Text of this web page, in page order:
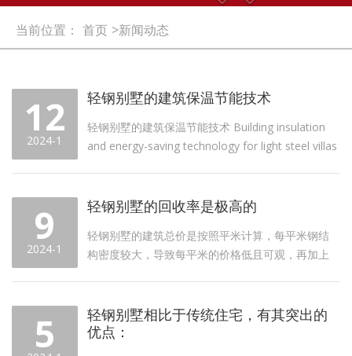
当前位置： 首页 >新闻动态
12
2024-1
轻钢别墅的建筑保温节能技术
轻钢别墅的建筑保温节能技术 Building insulation
and energy-saving technology for light steel villas
9
2024-1
轻钢别墅的回收率是极高的
轻钢别墅的建筑总价是按照平米计算，每平米钢结
构密度较大，导致每平米的价格低且可观，再加上
5
轻钢别墅相比于传统住宅，有其突出的
优点：